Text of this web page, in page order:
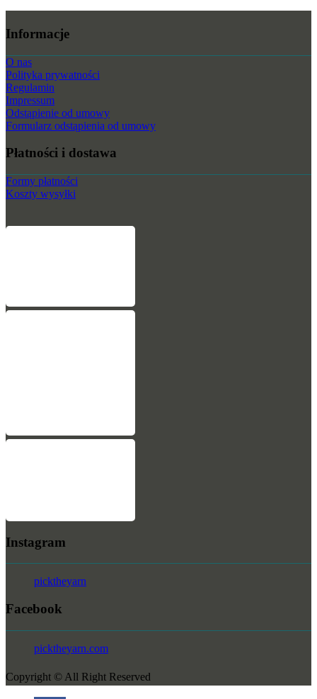
Informacje
O nas
Polityka prywatności
Regulamin
Impressum
Odstąpienie od umowy
Formularz odstąpienia od umowy
Płatności i dostawa
Formy płatności
Koszty wysyłki
Instagram
picktheyarn
Facebook
picktheyarn.com
Copyright © All Right Reserved